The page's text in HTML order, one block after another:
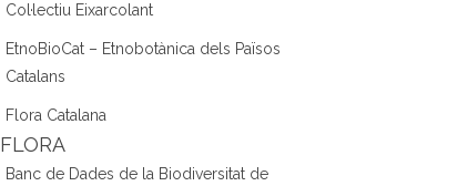
Col·lectiu Eixarcolant
EtnoBioCat – Etnobotànica dels Països
Catalans
Flora Catalana
FLORA
Banc de Dades de la Biodiversitat de